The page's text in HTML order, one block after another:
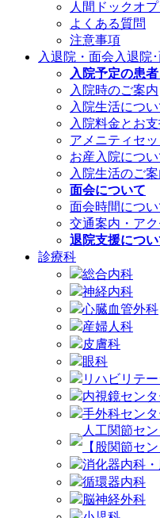
人間ドックオ
よくある質問
注意事項
入退院・面会 入退院
入院予定の患
入院時のご案内
入院生活につい
入院料金とお
アメニティセ
お産入院につい
入院生活のご案
面会について
面会時間につい
交通案内・アク
退院支援につい
診療科
総合内科
神経内科
心臓血管外科
産婦人科
皮膚科
眼科
リハビリテ
内視鏡セン
手外科センタ
人工関節セ
【股関節セン
消化器内科
循環器内科
脳神経外科